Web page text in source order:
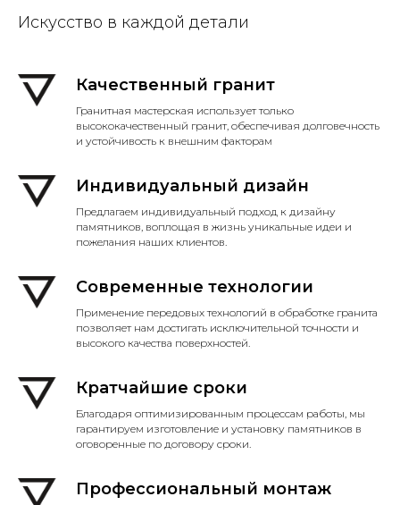
Искусство в каждой детали
Качественный гранит
Гранитная мастерская использует только
высококачественный гранит, обеспечивая долговечность
и устойчивость к внешним факторам
Индивидуальный дизайн
Предлагаем индивидуальный подход к дизайну
памятников, воплощая в жизнь уникальные идеи и
пожелания наших клиентов.
Современные технологии
Применение передовых технологий в обработке гранита
позволяет нам достигать исключительной точности и
высокого качества поверхностей.
Кратчайшие сроки
Благодаря оптимизированным процессам работы, мы
гарантируем изготовление и установку памятников в
оговоренные по договору сроки.
Профессиональный монтаж